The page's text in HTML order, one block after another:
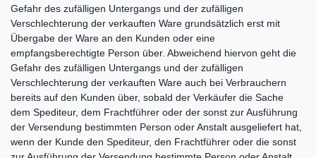
Gefahr des zufälligen Untergangs und der zufälligen
Verschlechterung der verkauften Ware grundsätzlich erst mit
Übergabe der Ware an den Kunden oder eine
empfangsberechtigte Person über. Abweichend hiervon geht die
Gefahr des zufälligen Untergangs und der zufälligen
Verschlechterung der verkauften Ware auch bei Verbrauchern
bereits auf den Kunden über, sobald der Verkäufer die Sache
dem Spediteur, dem Frachtführer oder der sonst zur Ausführung
der Versendung bestimmten Person oder Anstalt ausgeliefert hat,
wenn der Kunde den Spediteur, den Frachtführer oder die sonst